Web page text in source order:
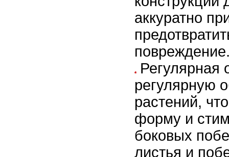
аккуратно
Регулярная
регулярную
растений,
форму и
боковых
листья и